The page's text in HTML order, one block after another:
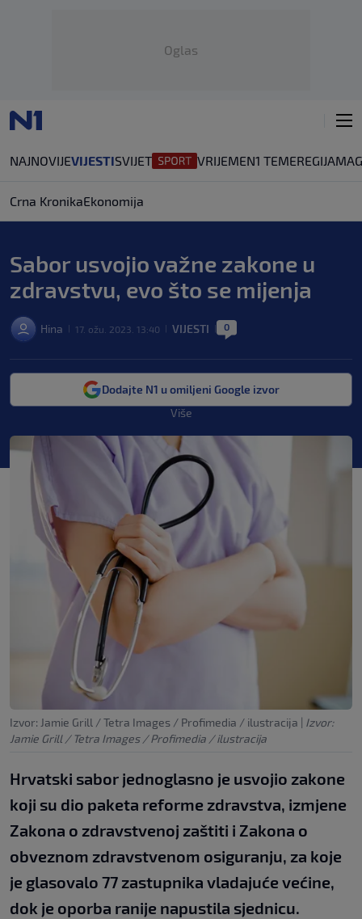
Oglas
NAJNOVIJEVIJESTISVIJET VRIJEMEN1 TEMEREGIJA
Crna KronikaEkonomija
Sabor usvojio važne zakone u
zdravstvu, evo što se mijenja
Hina 17. ožu. 2023. 13:40 VIJESTI 0
Dodajte N1 u omiljeni Google izvor
Više
Izvor: Jamie Grill / Tetra Images / Profimedia / ilustracija | Izvor:
Jamie Grill / Tetra Images / Profimedia / ilustracija
Hrvatski sabor jednoglasno je usvojio zakone
koji su dio paketa reforme zdravstva, izmjene
Zakona o zdravstvenoj zaštiti i Zakona o
obveznom zdravstvenom osiguranju, za koje
je glasovalo 77 zastupnika vladajuće većine,
dok je oporba ranije napustila sjednicu.